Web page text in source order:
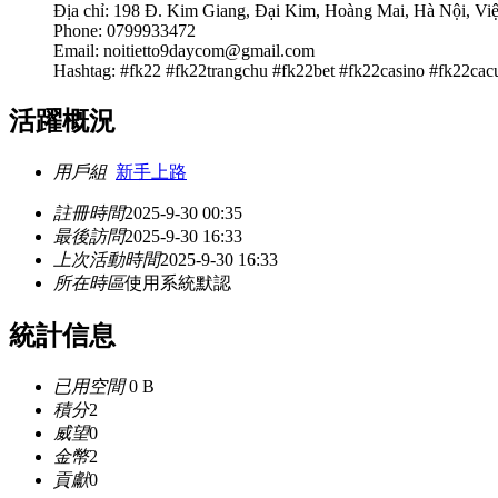
Địa chỉ: 198 Đ. Kim Giang, Đại Kim, Hoàng Mai, Hà Nội,
Phone: 0799933472
Email: noitietto9daycom@gmail.com
Hashtag: #fk22 #fk22trangchu #fk22bet #fk22casino
活躍概況
用戶組 新手上路
註冊時間2025-9-30 00:35
最後訪問2025-9-30 16:33
上次活動時間2025-9-30 16:33
所在時區使用系統默認
統計信息
已用空間0 B
積分2
威望0
金幣2
貢獻0